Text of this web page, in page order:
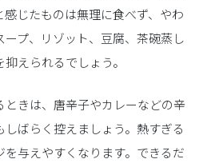
じたものは無理に食べず、やわ
ープ、リゾット、豆腐、茶碗蒸し
えられるでしょう。
ときは、唐辛子やカレーなどの辛
ばらく控えましょう。熱すぎる
与えやすくなります。できるだ